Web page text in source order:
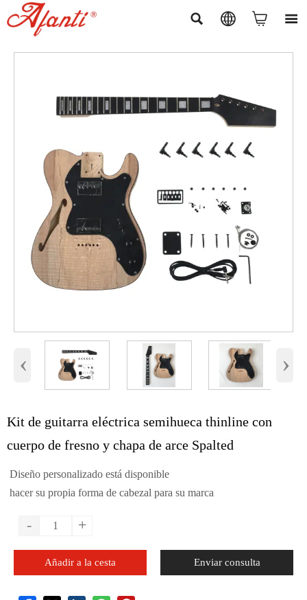
   
‹ ›
Kit de guitarra eléctrica semihueca thinline con
cuerpo de fresno y chapa de arce Spalted
Diseño personalizado está disponible
hacer su propia forma de cabezal para su marca
- +
Añadir a la cesta Enviar consulta